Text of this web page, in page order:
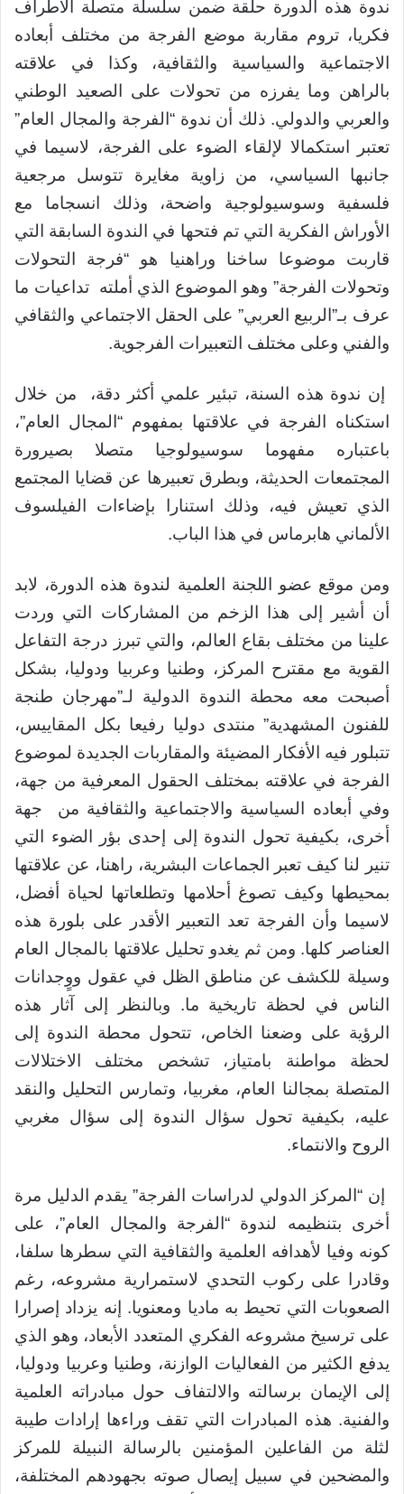
ندوة هذه الدورة حلقة ضمن سلسلة متصلة الأطراف
فكريا، تروم مقاربة موضع الفرجة من مختلف أبعاده
الاجتماعية والسياسية والثقافية، وكذا في علاقته
بالراهن وما يفرزه من تحولات على الصعيد الوطني
والعربي والدولي. ذلك أن ندوة “الفرجة والمجال العام”
تعتبر استكمالا لإلقاء الضوء على الفرجة، لاسيما في
جانبها السياسي، من زاوية مغايرة تتوسل مرجعية
فلسفية وسوسيولوجية واضحة، وذلك انسجاما مع
الأوراش الفكرية التي تم فتحها في الندوة السابقة التي
قاربت موضوعا ساخنا وراهنيا هو “فرجة التحولات
وتحولات الفرجة” وهو الموضوع الذي أملته تداعيات ما
عرف بـ”الربيع العربي” على الحقل الاجتماعي والثقافي
والفني وعلى مختلف التعبيرات الفرجوية.
إن ندوة هذه السنة، تبئير علمي أكثر دقة، من خلال
استكناه الفرجة في علاقتها بمفهوم “المجال العام”،
باعتباره مفهوما سوسيولوجيا متصلا بصيرورة
المجتمعات الحديثة، وبطرق تعبيرها عن قضايا المجتمع
الذي تعيش فيه، وذلك استنارا بإضاءات الفيلسوف
الألماني هابرماس في هذا الباب.
ومن موقع عضو اللجنة العلمية لندوة هذه الدورة، لابد
أن أشير إلى هذا الزخم من المشاركات التي وردت
علينا من مختلف بقاع العالم، والتي تبرز درجة التفاعل
القوية مع مقترح المركز، وطنيا وعربيا ودوليا، بشكل
أصبحت معه محطة الندوة الدولية لـ”مهرجان طنجة
للفنون المشهدية” منتدى دوليا رفيعا بكل المقاييس،
تتبلور فيه الأفكار المضيئة والمقاربات الجديدة لموضوع
الفرجة في علاقته بمختلف الحقول المعرفية من جهة،
وفي أبعاده السياسية والاجتماعية والثقافية من جهة
أخرى، بكيفية تحول الندوة إلى إحدى بؤر الضوء التي
تنير لنا كيف تعبر الجماعات البشرية، راهنا، عن علاقتها
بمحيطها وكيف تصوغ أحلامها وتطلعاتها لحياة أفضل،
لاسيما وأن الفرجة تعد التعبير الأقدر على بلورة هذه
العناصر كلها. ومن ثم يغدو تحليل علاقتها بالمجال العام
وسيلة للكشف عن مناطق الظل في عقول ووٍجدانات
الناس في لحظة تاريخية ما. وبالنظر إلى آثار هذه
الرؤية على وضعنا الخاص، تتحول محطة الندوة إلى
لحظة مواطنة بامتياز، تشخص مختلف الاختلالات
المتصلة بمجالنا العام، مغربيا، وتمارس التحليل والنقد
عليه، بكيفية تحول سؤال الندوة إلى سؤال مغربي
الروح والانتماء.
إن “المركز الدولي لدراسات الفرجة” يقدم الدليل مرة
أخرى بتنظيمه لندوة “الفرجة والمجال العام”، على
كونه وفيا لأهدافه العلمية والثقافية التي سطرها سلفا،
وقادرا على ركوب التحدي لاستمرارية مشروعه، رغم
الصعوبات التي تحيط به ماديا ومعنويا. إنه يزداد إصرارا
على ترسيخ مشروعه الفكري المتعدد الأبعاد، وهو الذي
يدفع الكثير من الفعاليات الوازنة، وطنيا وعربيا ودوليا،
إلى الإيمان برسالته والالتفاف حول مبادراته العلمية
والفنية. هذه المبادرات التي تقف وراءها إرادات طيبة
لثلة من الفاعلين المؤمنين بالرسالة النبيلة للمركز
والمضحين في سبيل إيصال صوته بجهودهم المختلفة،